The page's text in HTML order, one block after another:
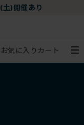
(土)開催あり
お気に入り カート